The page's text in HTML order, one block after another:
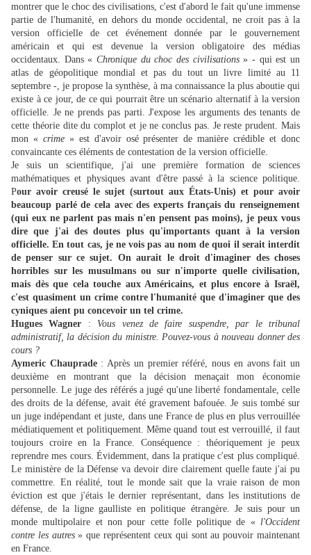
montrer que le choc des civilisations, c'est d'abord le fait qu'une immense
partie de l'humanité, en dehors du monde occidental, ne croit pas à la
version officielle de cet événement donnée par le gouvernement
américain et qui est devenue la version obligatoire des médias
occidentaux. Dans « Chronique du choc des civilisations» - qui est un
atlas de géopolitique mondial et pas du tout un livre limité au 11
septembre -, je propose la synthèse, à ma connaissance la plus aboutie qui
existe à ce jour, de ce qui pourrait être un scénario alternatif à la version
officielle. Je ne prends pas parti. J'expose les arguments des tenants de
cette théorie dite du complot et je ne conclus pas. Je reste prudent. Mais
mon « crime» est d'avoir osé présenter de manière crédible et donc
convaincante ces éléments de contestation de la version officielle.
Je suis un scientifique, j'ai une première formation de sciences
mathématiques et physiques avant d'être passé à la science politique.
Pour avoir creusé le sujet (surtout aux États-Unis) et pour avoir
beaucoup parlé de cela avec des experts français du renseignement
(qui eux ne parlent pas mais n'en pensent pas moins), je peux vous
dire que j'ai des doutes plus qu'importants quant à la version
officielle. En tout cas, je ne vois pas au nom de quoi il serait interdit
de penser sur ce sujet. On aurait le droit d'imaginer des choses
horribles sur les musulmans ou sur n'importe quelle civilisation,
mais dès que cela touche aux Américains, et plus encore à Israël,
c'est quasiment un crime contre l'humanité que d'imaginer que des
cyniques aient pu concevoir un tel crime.
Hugues Wagner : Vous venez de faire suspendre, par le tribunal
administratif, la décision du ministre. Pouvez-vous à nouveau donner des
cours ?
Aymeric Chauprade: Après un premier référé, nous en avons fait un
deuxième en montrant que la décision menaçait mon économie
personnelle. Le juge des référés a jugé qu'une liberté fondamentale, celle
des droits de la défense, avait été gravement bafouée. Je suis tombé sur
un juge indépendant et juste, dans une France de plus en plus verrouillée
médiatiquement et politiquement. Même quand tout est verrouillé, il faut
toujours croire en la France. Conséquence : théoriquement je peux
reprendre mes cours. Évidemment, dans la pratique c'est plus compliqué.
Le ministère de la Défense va devoir dire clairement quelle faute j'ai pu
commettre. En réalité, tout le monde sait que la vraie raison de mon
éviction est que j'étais le dernier représentant, dans les institutions de
défense, de la ligne gaulliste en politique étrangère. Je suis pour un
monde multipolaire et non pour cette folle politique de « l'Occident
contre les autres» que représentent ceux qui sont au pouvoir maintenant
en France.